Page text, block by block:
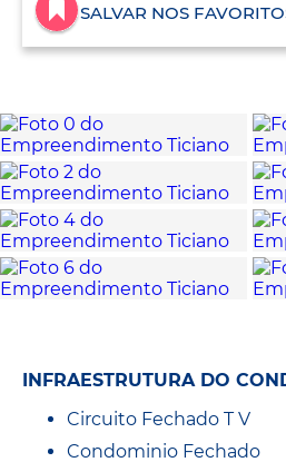
SALVAR NOS
INFRAESTRUTURA DO
Circuito Fechado T V
Condominio Fechado